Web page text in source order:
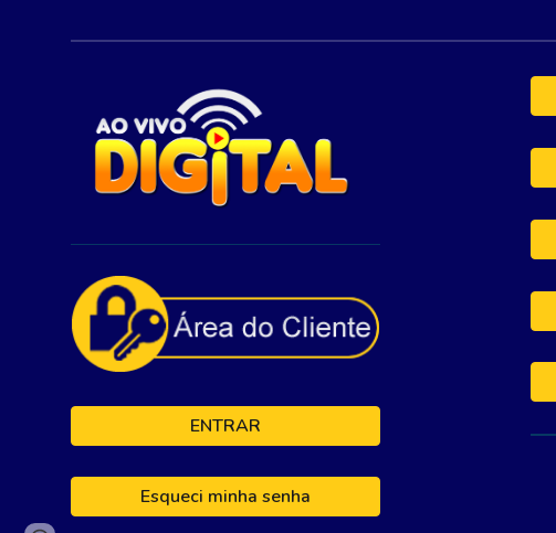
ENTRAR
Esqueci minha senha